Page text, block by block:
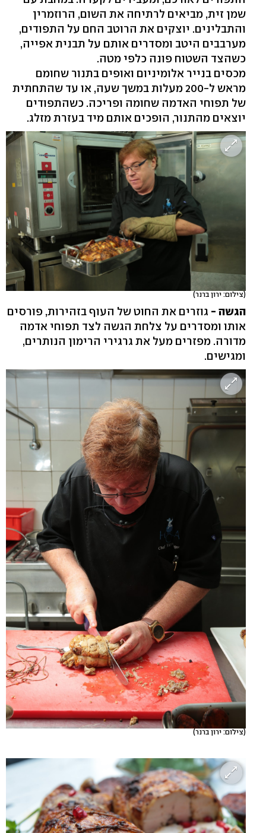
שמן זית, מביאים לרתיחה את השום, הרוזמרין
והתבלינים. יוצקים את הרוטב החם על התפודים,
מערבבים היטב ומסדרים אותם על תבנית אפייה,
כשהצד השטוח פונה כלפי מטה.
מכסים בנייר אלומיניום ואופים בתנור שחומם
מראש ל-200 מעלות במשך שעה, או עד שהתחתית
של תפוחי האדמה שחומה ופריכה. כשהתפודים
יוצאים מהתנור, הופכים אותם מיד בעזרת מזלג.
(צילום: ירון ברנר)
הגשה - גוזרים את החוט של העוף בזהירות, פורסים
אותו ומסדרים על צלחת הגשה לצד תפוחי אדמה
מדורה. מפזרים מעל את גרגירי הרימון הנותרים,
ומגישים.
(צילום: ירון ברנר)